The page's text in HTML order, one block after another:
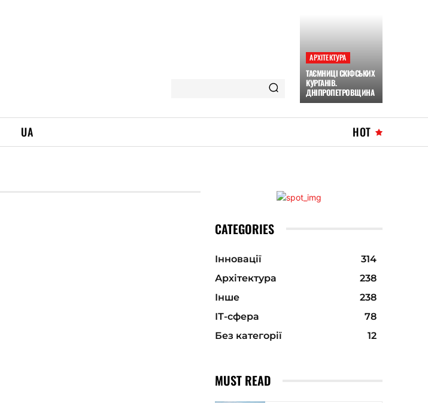
АРХІТЕКТУРА
ТАЄМНИЦІ СКІФСЬКИХ
КУРГАНІВ.
ДНІПРОПЕТРОВЩИНА
UA HOT
CATEGORIES
Інновації
314
Архітектура
238
Інше
238
ІТ-сфера
78
Без категорії
12
MUST READ